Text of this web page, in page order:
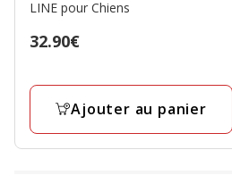
LINE pour Chiens
Prix
32.90€
Ajouter au panier